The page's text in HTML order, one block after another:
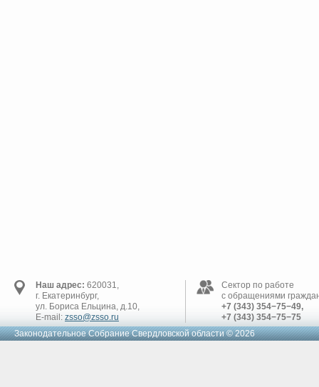
Наш адрес: 620031,
г. Екатеринбург,
ул. Бориса Ельцина, д.10,
E-mail: zsso@zsso.ru
Сектор по работе
с обращениями
+7 (343) 354−75−49,
+7 (343) 354−75−75
Законодательное Cобрание Свердловской области © 2026